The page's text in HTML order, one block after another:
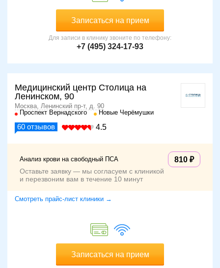
Записаться на прием
Для записи в клинику звоните по телефону:
+7 (495) 324-17-93
Медицинский центр Столица на
Ленинском, 90
Москва, Ленинский пр-т, д. 90
Проспект Вернадского
Новые Черёмушки
60 отзывов 4.5
Анализ крови на свободный ПСА 810
Оставьте заявку — мы согласуем с клиникой
и перезвоним вам в течение 10 минут
Смотреть прайс-лист клиники →
Записаться на прием